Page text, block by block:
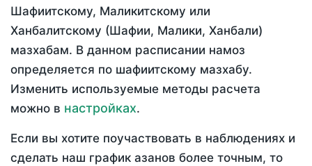
Шафиитскому, Маликитскому или
Ханбалитскому (Шафии, Малики, Ханбали)
мазхабам. В данном расписании намоз
определяется по шафиитскому мазхабу.
Изменить используемые методы расчета
можно в настройках.
Если вы хотите поучаствовать в наблюдениях и
сделать наш график азанов более точным, то